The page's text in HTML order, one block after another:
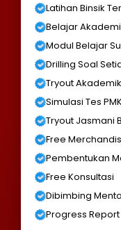
Latihan Binsik
Belajar
Modul Belajar
Drilling Soal
Tryout
Simulasi Tes
Tryout Jasmani
Free
Pembentukan
Free Konsultasi
Dibimbing
Progress